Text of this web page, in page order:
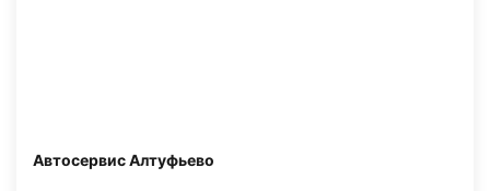
Автосервис Алтуфьево